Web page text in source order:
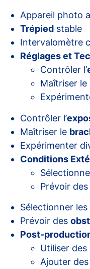
Appareil photo
Trépied stable
Intervalomètre
Réglages et
Contrôler l’
Maîtriser le
Contrôler l’
Maîtriser le
Expérimenter
Conditions
Prévoir des
Sélectionner
Prévoir des
Post-
Utiliser
Ajouter des